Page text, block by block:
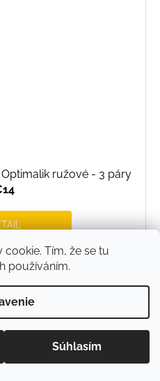
Tím, že se tu
používáním.
Súhlasím
ružové - 3 páry